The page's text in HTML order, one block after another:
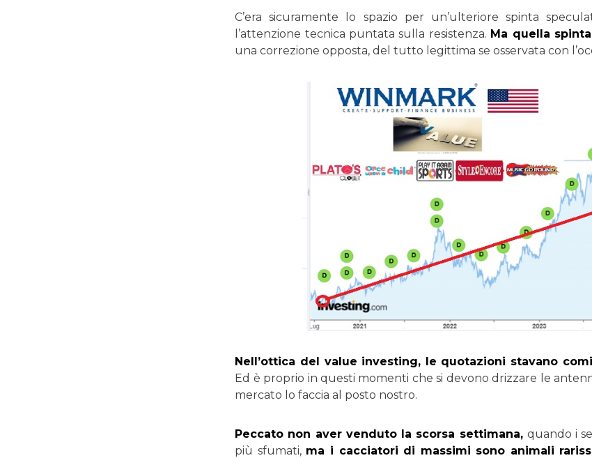
C’era sicuramente lo spazio per un’ulteriore spinta
l’attenzione tecnica puntata sulla resistenza. Ma quella
una correzione opposta, del tutto legittima se osservata con
Nell’ottica del value investing, le quotazioni stavano
Ed è proprio in questi momenti che si devono drizzare le
mercato lo faccia al posto nostro.
Peccato non aver venduto la scorsa settimana, quando i
più sfumati, ma i cacciatori di massimi sono animali